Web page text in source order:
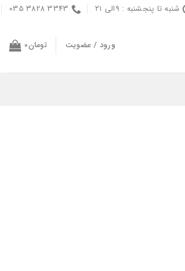
شنبه تا پنجشنبه : ۹الی ۲۱ 3343 3828 035
ورود / عضویت تومان0